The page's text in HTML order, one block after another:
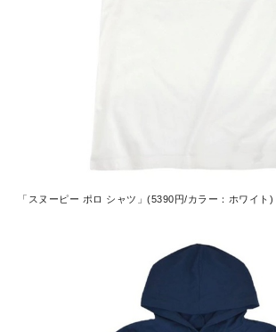
「スヌーピー ポロ シャツ」(5390円/カラー：ホワイト)